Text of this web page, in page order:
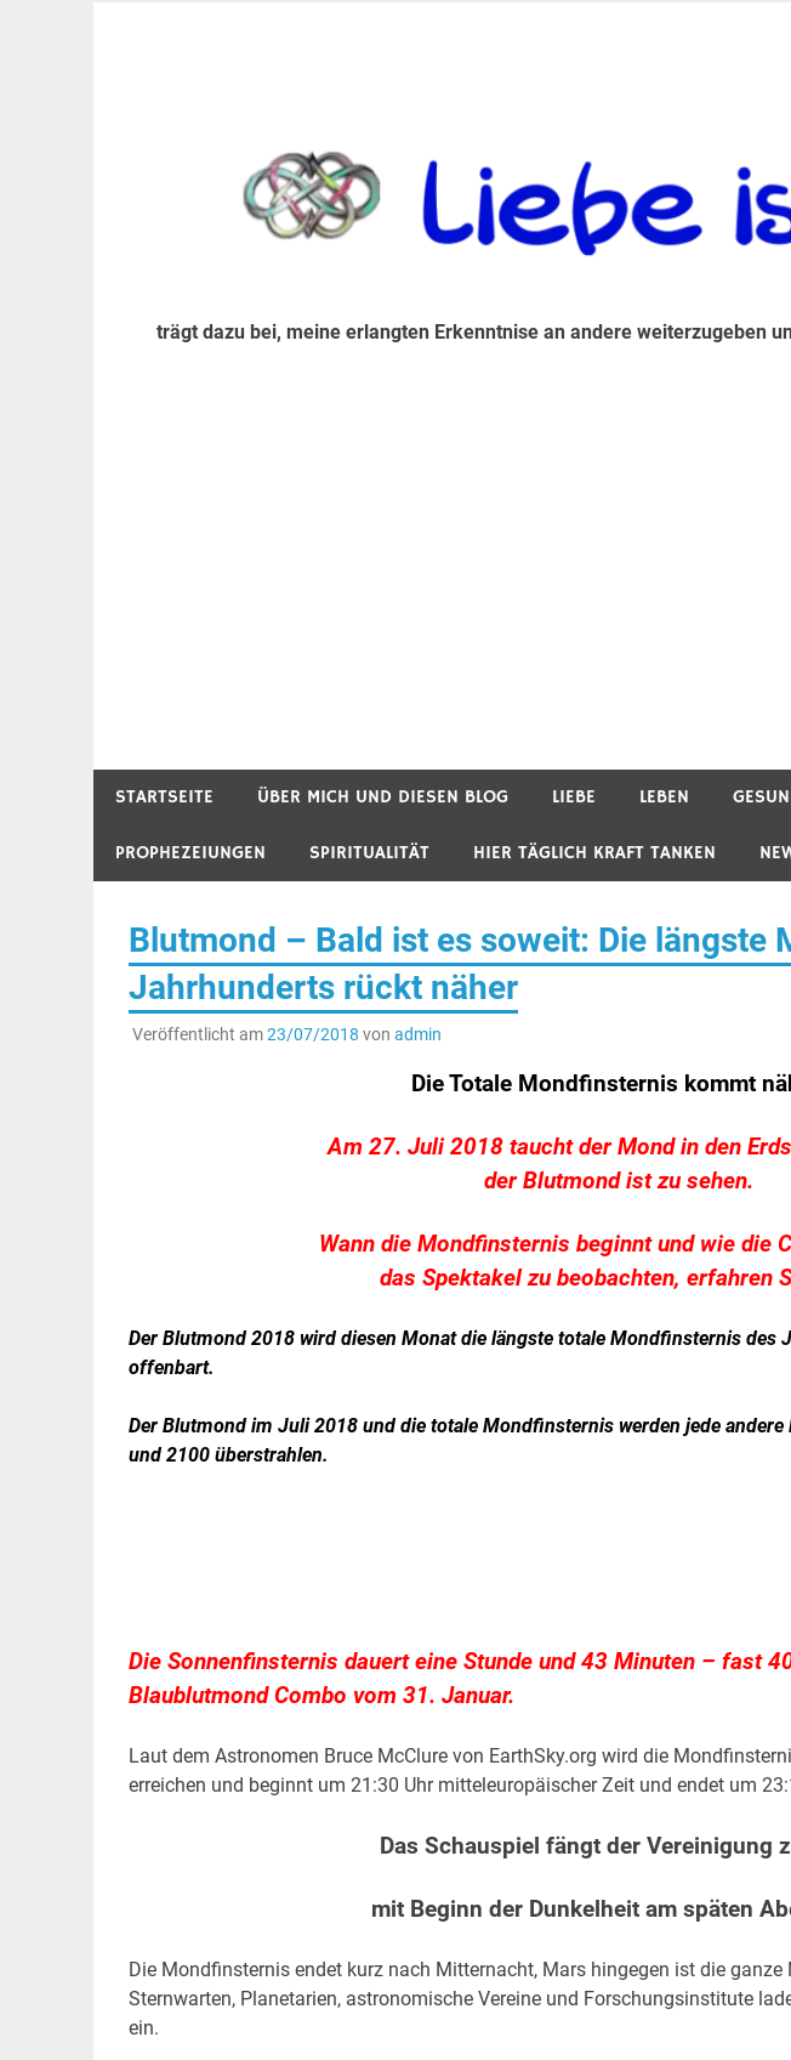
trägt dazu bei, meine erlangten Erkenntnise an andere weiterzugeben
STARTSEITE ÜBER MICH UND DIESEN BLOG LIEBE LEBEN
PROPHEZEIUNGEN SPIRITUALITÄT HIER TÄGLICH KRAFT TANKEN
Blutmond – Bald ist es soweit: Die längste
Jahrhunderts rückt näher
Veröffentlicht am23/07/2018 von admin
Die Totale Mondfinsternis kommt
Am 27. Juli 2018 taucht der Mond in den
der Blutmond ist zu sehen.
Wann die Mondfinsternis beginnt und wie die
das Spektakel zu beobachten, erfahren
Der Blutmond 2018 wird diesen Monat die längste totale Mondfinsternis des
offenbart.
Der Blutmond im Juli 2018 und die totale Mondfinsternis werden jede
und 2100 überstrahlen.
Die Sonnenfinsternis dauert eine Stunde und 43 Minuten – fast
Blaublutmond Combo vom 31. Januar.
Laut dem Astronomen Bruce McClure von EarthSky.org wird die
erreichen und beginnt um 21:30 Uhr mitteleuropäischer Zeit und endet um
Das Schauspiel fängt der Vereinigung
mit Beginn der Dunkelheit am späten
Die Mondfinsternis endet kurz nach Mitternacht, Mars hingegen ist die
Sternwarten, Planetarien, astronomische Vereine und Forschungsinstitute
ein.